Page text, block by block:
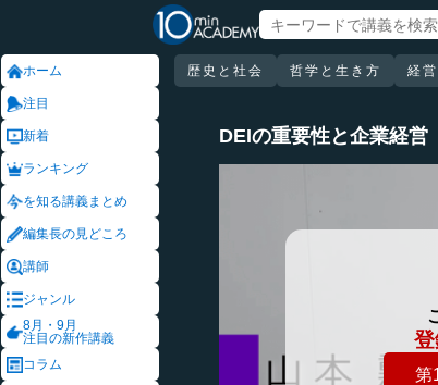
ホーム
注目
新着
ランキング
を知る講義まとめ
編集長の見どころ
講師
ジャンル
8月・9月
注目の新作講義
コラム
歴史と社会 哲学と生き方 経
DEIの重要性と企業経営
第